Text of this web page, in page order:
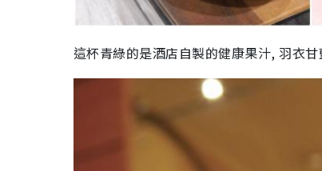
這杯青綠的是酒店自製的健康果汁, 羽衣